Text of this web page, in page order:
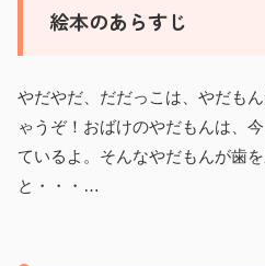
絵本のあらすじ
やだやだ、だだっこは、やだも
ゃうぞ！おばけのやだもんは、
ているよ。そんなやだもんが歯
と・・・…